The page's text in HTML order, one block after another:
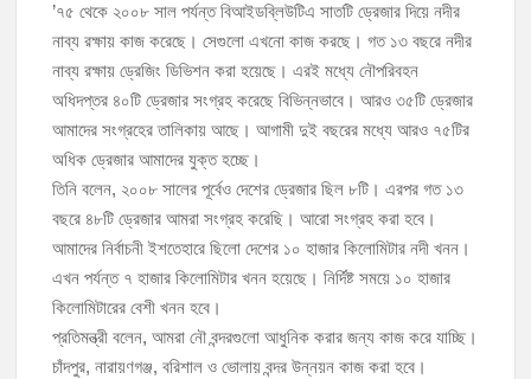
’৭৫ থেকে ২০০৮ সাল পর্যন্ত বিআইডব্লিউটিএ সাতটি ড্রেজার দিয়ে নদীর
নাব্য রক্ষায় কাজ করেছে। সেগুলো এখনো কাজ করছে। গত ১৩ বছরে নদীর
নাব্য রক্ষায় ড্রেজিং ডিভিশন করা হয়েছে। এরই মধ্যে নৌপরিবহন
অধিদপ্তর ৪০টি ড্রেজার সংগ্রহ করেছে বিভিন্নভাবে। আরও ৩৫টি ড্রেজার
আমাদের সংগ্রহের তালিকায় আছে। আগামী দুই বছরের মধ্যে আরও ৭৫টির
অধিক ড্রেজার আমাদের যুক্ত হচ্ছে।
তিনি বলেন, ২০০৮ সালের পূর্বেও দেশের ড্রেজার ছিল ৮টি। এরপর গত ১৩
বছরে ৪৮টি ড্রেজার আমরা সংগ্রহ করেছি। আরো সংগ্রহ করা হবে।
আমাদের নির্বাচনী ইশতেহারে ছিলো দেশের ১০ হাজার কিলোমিটার নদী খনন।
এখন পর্যন্ত ৭ হাজার কিলোমিটার খনন হয়েছে। নির্দিষ্ট সময়ে ১০ হাজার
কিলোমিটারের বেশী খনন হবে।
প্রতিমন্ত্রী বলেন, আমরা নৌ বন্দরগুলো আধুনিক করার জন্য কাজ করে যাচ্ছি।
চাঁদপুর, নারায়ণগঞ্জ, বরিশাল ও ভোলায় বন্দর উন্নয়ন কাজ করা হবে।